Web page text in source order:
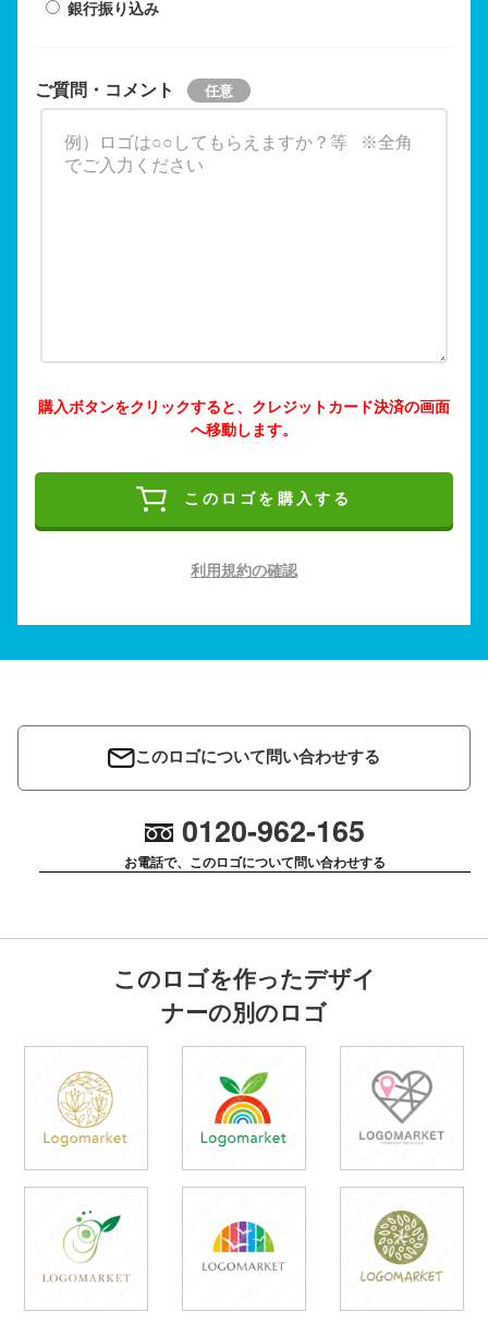
銀行振り込み
ご質問・コメント
購入ボタンをクリックすると、クレジットカード決済の画面
へ移動します。
このロゴを購入する
利用規約の確認
このロゴについて問い合わせする
0120-962-165
お電話で、このロゴについて問い合わせする
このロゴを作ったデザイ
ナーの別のロゴ